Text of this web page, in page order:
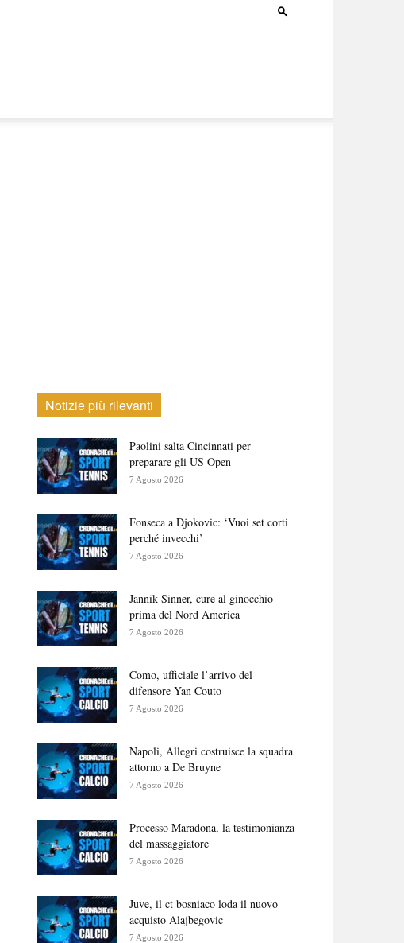
Notizie più rilevanti
Paolini salta Cincinnati per
preparare gli US Open
7 Agosto 2026
Fonseca a Djokovic: ‘Vuoi set corti
perché invecchi’
7 Agosto 2026
Jannik Sinner, cure al ginocchio
prima del Nord America
7 Agosto 2026
Como, ufficiale l’arrivo del
difensore Yan Couto
7 Agosto 2026
Napoli, Allegri costruisce la squadra
attorno a De Bruyne
7 Agosto 2026
Processo Maradona, la testimonianza
del massaggiatore
7 Agosto 2026
Juve, il ct bosniaco loda il nuovo
acquisto Alajbegovic
7 Agosto 2026